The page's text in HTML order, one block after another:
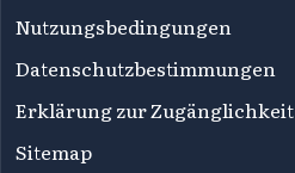
Nutzungsbedingungen
Datenschutzbestimmungen
Erklärung zur Zugänglichkeit
Sitemap